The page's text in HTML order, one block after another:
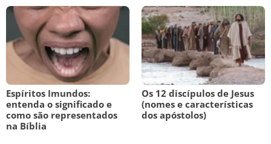
Espíritos Imundos:
entenda o significado e
como são representados
na Bíblia
Os 12 discípulos de Jesus
(nomes e características
dos apóstolos)